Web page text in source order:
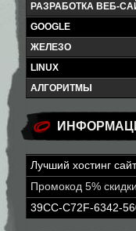
РАЗРАБОТКА ВЕБ-
GOOGLE
ЖЕЛЕЗО
LINUX
АЛГОРИТМЫ
Лучший хостинг
Промокод 5%
39CC-C72F-6342-